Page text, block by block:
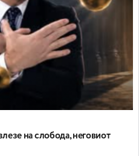
на слобода, неговиот